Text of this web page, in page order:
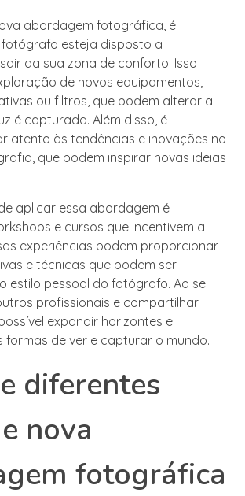
abordagem fotográfica, é
fotógrafo esteja disposto a
da sua zona de conforto. Isso
de novos equipamentos,
ou filtros, que podem alterar a
é capturada. Além disso, é
atento às tendências e inovações no
que podem inspirar novas ideias
aplicar essa abordagem é
e cursos que incentivem a
experiências podem proporcionar
e técnicas que podem ser
estilo pessoal do fotógrafo. Ao se
profissionais e compartilhar
expandir horizontes e
formas de ver e capturar o mundo.
diferentes
nova
fotográfica